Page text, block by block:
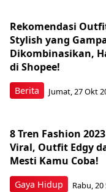
Berita
Rekomendasi
Stylish yang
Dikombinasikan,
di Shopee!
Jumat, 27 Okt
Gaya Hidup
8 Tren Fashion
Viral, Outfit Edgy
Mesti Kamu Coba!
Rabu, 20